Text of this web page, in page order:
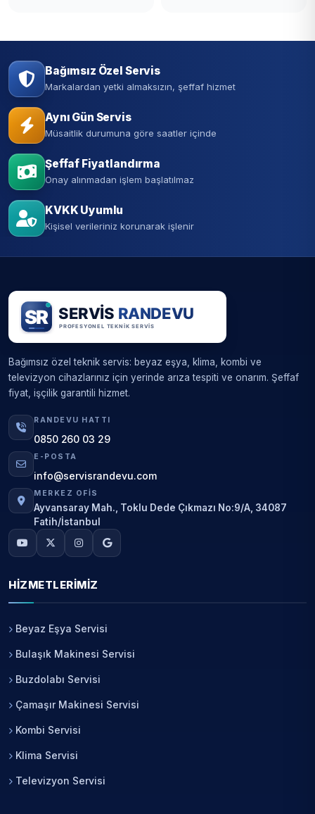
Bağımsız Özel Servis
Markalardan yetki almaksızın, şeffaf hizmet
Aynı Gün Servis
Müsaitlik durumuna göre saatler içinde
Şeffaf Fiyatlandırma
Onay alınmadan işlem başlatılmaz
KVKK Uyumlu
Kişisel verileriniz korunarak işlenir
Bağımsız özel teknik servis: beyaz eşya, klima, kombi ve
televizyon cihazlarınız için yerinde arıza tespiti ve onarım. Şeffaf
fiyat, işçilik garantili hizmet.
RANDEVU HATTI
0850 260 03 29
E-POSTA
info@servisrandevu.com
MERKEZ OFIS
Ayvansaray Mah., Toklu Dede Çıkmazı No:9/A, 34087
Fatih/İstanbul
HIZMETLERIMIZ
Beyaz Eşya Servisi
Bulaşık Makinesi Servisi
Buzdolabı Servisi
Çamaşır Makinesi Servisi
Kombi Servisi
Klima Servisi
Televizyon Servisi